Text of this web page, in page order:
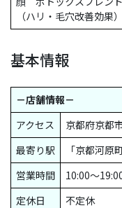
（ハリ・毛穴改善効果）
基本情報
－店舗情報－
アクセス
京都府京都
最寄り駅
「京都河原
営業時間
10:00〜
定休日
不定休